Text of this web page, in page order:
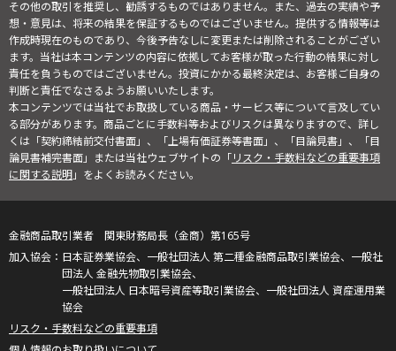
その他の取引を推奨し、勧誘するものではありません。また、過去の実績や予
想・意見は、将来の結果を保証するものではございません。提供する情報等は
作成時現在のものであり、今後予告なしに変更または削除されることがござい
ます。当社は本コンテンツの内容に依拠してお客様が取った行動の結果に対し
責任を負うものではございません。投資にかかる最終決定は、お客様ご自身の
判断と責任でなさるようお願いいたします。
本コンテンツでは当社でお取扱している商品・サービス等について言及してい
る部分があります。商品ごとに手数料等およびリスクは異なりますので、詳し
くは「契約締結前交付書面」、「上場有価証券等書面」、「目論見書」、「目
論見書補完書面」または当社ウェブサイトの「リスク・手数料などの重要事項
に関する説明」をよくお読みください。
金融商品取引業者 関東財務局長（金商）第165号
日本証券業協会、一般社団法人 第二種金融商品取引業協会、一般社
団法人 金融先物取引業協会、
一般社団法人 日本暗号資産等取引業協会、一般社団法人 資産運用業
協会
リスク・手数料などの重要事項